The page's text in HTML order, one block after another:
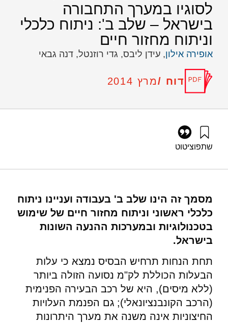
לסוגיו במערך התחבורה
בישראל – שלב ב': ניתוח כלכלי
וניתוח מחזור חיים
אופירה אילון, עידן ליבס, גדי רוזנטל, דנה גבאי
דוח /מרץ 2014
שתפוציטוט
cycle-assessment
מסמך זה הינו שלב ב' בעבודה ועניינו ניתוח
כלכלי ראשוני וניתוח מחזור חיים של שימוש
בטכנולוגיות ובמערכות ההנעה השונות
בישראל.
תחת הנחות תרחיש הבסיס נמצא כי עלות
הבעלות הכוללת לק"מ נסועה הזולה ביותר
(ללא מיסים), היא של רכב הבעירה הפנימית
(הרכב הקונבנציונאלי); גם הפנמת העלויות
החיצוניות אינה משנה את מערך היתרונות